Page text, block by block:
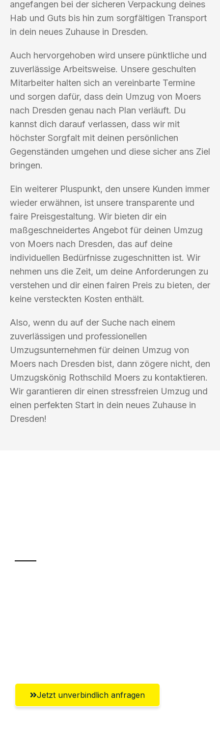
angefangen bei der sicheren Verpackung deines
Hab und Guts bis hin zum sorgfältigen Transport
in dein neues Zuhause in Dresden.
Auch hervorgehoben wird unsere pünktliche und
zuverlässige Arbeitsweise. Unsere geschulten
Mitarbeiter halten sich an vereinbarte Termine
und sorgen dafür, dass dein Umzug von Moers
nach Dresden genau nach Plan verläuft. Du
kannst dich darauf verlassen, dass wir mit
höchster Sorgfalt mit deinen persönlichen
Gegenständen umgehen und diese sicher ans Ziel
bringen.
Ein weiterer Pluspunkt, den unsere Kunden immer
wieder erwähnen, ist unsere transparente und
faire Preisgestaltung. Wir bieten dir ein
maßgeschneidertes Angebot für deinen Umzug
von Moers nach Dresden, das auf deine
individuellen Bedürfnisse zugeschnitten ist. Wir
nehmen uns die Zeit, um deine Anforderungen zu
verstehen und dir einen fairen Preis zu bieten, der
keine versteckten Kosten enthält.
Also, wenn du auf der Suche nach einem
zuverlässigen und professionellen
Umzugsunternehmen für deinen Umzug von
Moers nach Dresden bist, dann zögere nicht, den
Umzugskönig Rothschild Moers zu kontaktieren.
Wir garantieren dir einen stressfreien Umzug und
einen perfekten Start in dein neues Zuhause in
Dresden!
Jetzt unverbindlich anfragen